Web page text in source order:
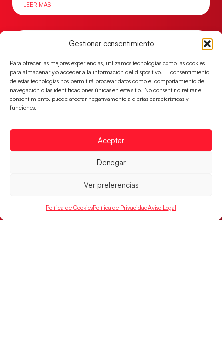
Gestionar consentimiento
Para ofrecer las mejores experiencias, utilizamos tecnologías como las cookies
para almacenar y/o acceder a la información del dispositivo. El consentimiento
de estas tecnologías nos permitirá procesar datos como el comportamiento de
navegación o las identificaciones únicas en este sitio. No consentir o retirar el
consentimiento, puede afectar negativamente a ciertas características y
funciones.
Aceptar
Denegar
Ver preferencias
Política de CookiesPolítica de PrivacidadAviso Legal
LEER MÁS
Una revancha contra Dinamarca para
conquistar el bronce del EHF EURO 2026
Los Hispanos Juveniles buscan colgarse la presea en
LEER MÁS